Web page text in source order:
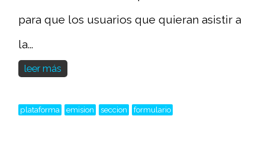
para que los usuarios que quieran asistir a
la...
leer más
plataforma emision seccion formulario